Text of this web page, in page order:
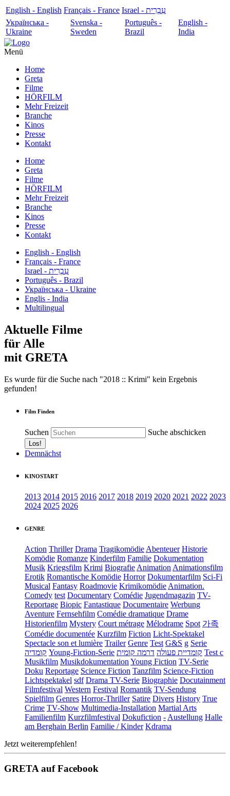
English - English Français - France
עִבְרִית - Israel
Українська -
Ukraine
Svenska -
Sweden
Português -
Brazil
English -
India
Menü
Home
Greta
Filme
HÖRFILM
Mehr Freizeit
Branche
Kinos
Presse
Kontakt
Home
Greta
Filme
HÖRFILM
Mehr Freizeit
Branche
Kinos
Presse
Kontakt
English - English
Français - France
עִבְרִית - Israel
Português - Brazil
Українська - Ukraine
Englis - India
Multilingual
Aktuelle Filme
für Alle
mit GRETA
Es wurde für die Suche nach "2018 :: Krimi" kein Ergebnis
gefunden!
Film Finden
Suchen Suche abschicken
Demnächst
KINOSTART
2013 2014 2015 2016 2017 2018 2019 2020 2021 2022 2023
2024 2025 2026
GENRE
Action Thriller Drama Tragikomödie Abenteuer Historie
Komödie Romanze Kinderfilm Familie Dokumentation
Musik Kriegsfilm Krimi Biografie Animation Animationsfilm
Erotik Romantische Komödie Horror Dokumentarfilm Sci-Fi
Musical Fantasy Roadmovie Krimikomödie Animation.
Comedy test Documentary Comédie Jugendmagazin TV-
Reportage Biopic Fantastique Documentaire Werbung
Aventure Fernsehfilm Comédie dramatique Drame
Historienfilm Mystery Court métrage Mélodrame Spot 가족
Comédie documentée Kurzfilm Fiction Licht-Spektakel
Spectacle son et lumière Trailer Genre Test G&S g Serie
קומדיה Young-Fiction-Serie קומדיית פעולה דרמה קומית
Test c
Musikfilm Musikdokumentation Young Fiction TV-Serie
Doku Reportage Science Fiction Tanzfilm Science-Fiction
Lichtspektakel sdf Drama TV-Serie Biographie Docutainment
Filmfestival Western Festival Romantik TV-Sendung
Spielfilm Genres Horror-Thriller Satire Divers History True
Crime TV-Show Multimedia-Installation Martial Arts
Familienfilm Kurzfilmfestival Dokufiction - Austellung Halle
am Berghain Berlin Familie / Kinder Kdrama
Jetzt weiterempfehlen!
GRETA auf Facebook